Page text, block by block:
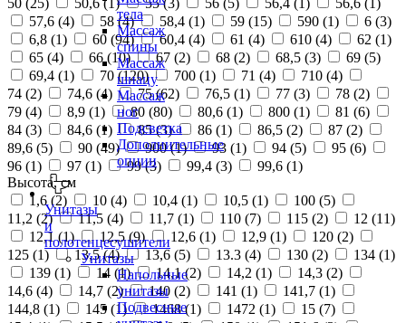
тела
Массаж
спины
Массаж
шиацу
Массаж
ног
Подсветка
Дополнительные
опции
Унитазы
и
полотенцесушители
Унитазы
Напольные
унитазы
Подвесные
57,6 (4) 58 (4) 58,4 (1) 59 (15) 590 (1) 6 (3)
6,8 (1) 60 (94) 60,4 (4) 61 (4) 610 (4) 62 (1)
65 (4) 66 (10) 67 (2) 68 (2) 68,5 (3) 69 (5)
69,4 (1) 70 (120) 700 (1) 71 (4) 710 (4)
74 (2) 74,6 (4) 75 (62) 76,5 (1) 77 (3) 78 (2)
79 (4) 8,9 (1) 80 (80) 80,6 (1) 800 (1) 81 (6)
84 (3) 84,6 (1) 85 (3) 86 (1) 86,5 (2) 87 (2)
89,6 (5) 90 (49) 900 (1) 93 (1) 94 (5) 95 (6)
96 (1) 97 (1) 99 (3) 99,4 (3) 99,6 (1)
Высота, см
1,6 (2) 10 (4) 10,4 (1) 10,5 (1) 100 (5)
11,2 (2) 11,5 (4) 11,7 (1) 110 (7) 115 (2) 12 (11)
12,1 (1) 12,5 (9) 12,6 (1) 12,9 (1) 120 (2)
125 (1) 13,5 (4) 13,6 (5) 13.3 (4) 130 (2) 134 (1)
139 (1) 14 (1) 14,1 (2) 14,2 (1) 14,3 (2)
14,6 (4) 14,7 (2) 140 (2) 141 (1) 141,7 (1)
144,8 (1) 145 (1) 1468 (1) 1472 (1) 15 (7)